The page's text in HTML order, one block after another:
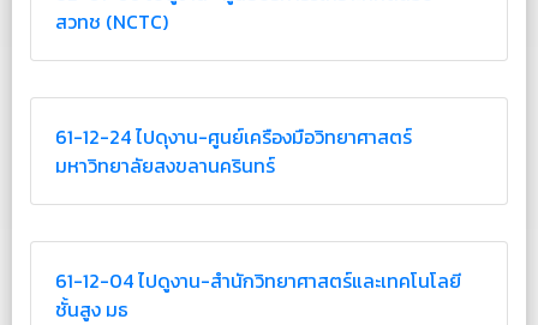
สวทช (NCTC)
61-12-24 ไปดุงาน-ศูนย์เครืองมือวิทยาศาสตร์
มหาวิทยาลัยสงขลานครินทร์
61-12-04 ไปดูงาน-สำนักวิทยาศาสตร์และเทคโนโลยี
ชั้นสูง มธ